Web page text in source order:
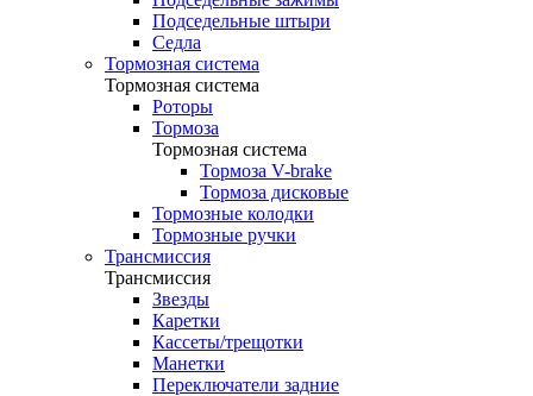
Подседельные штыри
Седла
Тормозная система
Тормозная система
Роторы
Тормоза
Тормозная система
Тормоза V-brake
Тормоза дисковые
Тормозные колодки
Тормозные ручки
Трансмиссия
Трансмиссия
Звезды
Каретки
Кассеты/трещотки
Манетки
Переключатели задние